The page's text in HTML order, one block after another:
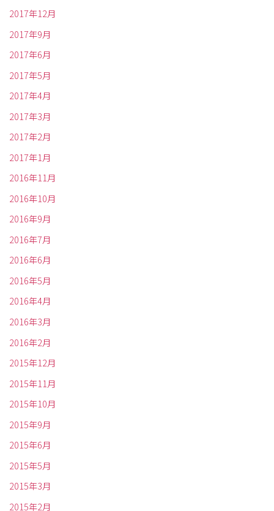
2017年12月
2017年9月
2017年6月
2017年5月
2017年4月
2017年3月
2017年2月
2017年1月
2016年11月
2016年10月
2016年9月
2016年7月
2016年6月
2016年5月
2016年4月
2016年3月
2016年2月
2015年12月
2015年11月
2015年10月
2015年9月
2015年6月
2015年5月
2015年3月
2015年2月